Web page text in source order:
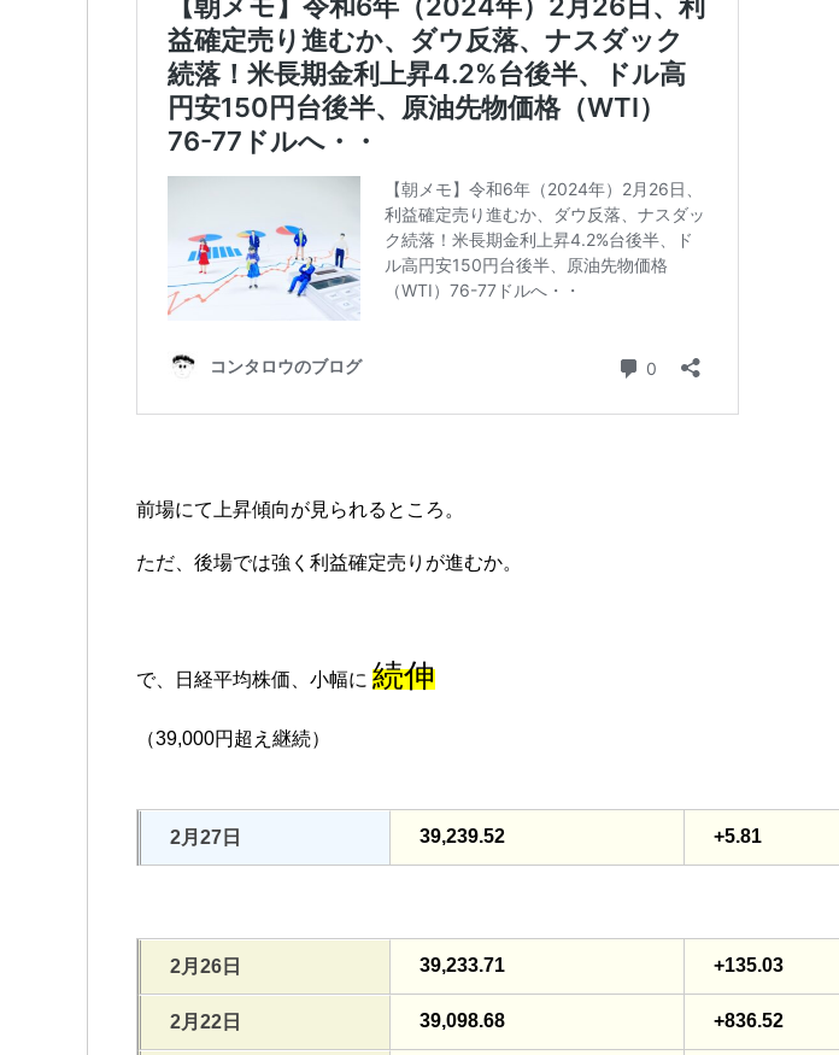
前場にて上昇傾向が見られるところ。
ただ、後場では強く利益確定売りが進むか。
で、日経平均株価、小幅に 続伸
（39,000円超え継続）
2月27日 39,239.52 +5.81
2月26日 39,233.71 +135.03
2月22日 39,098.68 +836.52